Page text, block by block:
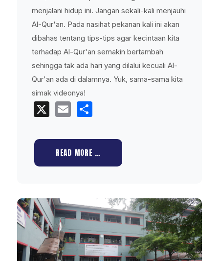
menjalani hidup ini. Jangan sekali-kali menjauhi
Al-Qur'an. Pada nasihat pekanan kali ini akan
dibahas tentang tips-tips agar kecintaan kita
terhadap Al-Qur'an semakin bertambah
sehingga tak ada hari yang dilalui kecuali Al-
Qur'an ada di dalamnya. Yuk, sama-sama kita
simak videonya!
X Email
READ MORE …